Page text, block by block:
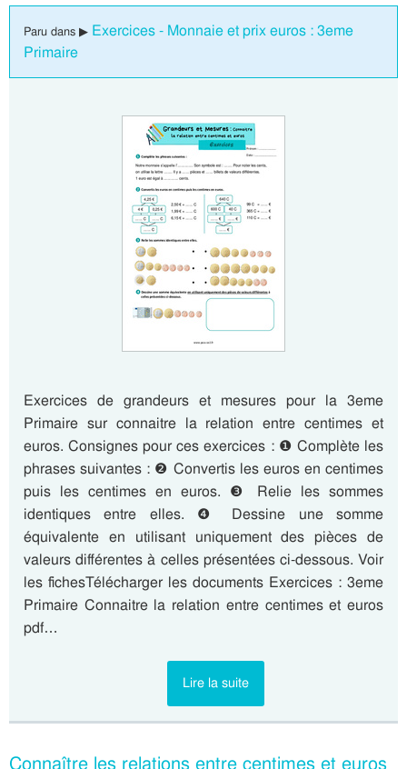
Paru dans ▶ Exercices - Monnaie et prix euros : 3eme
Primaire
Exercices de grandeurs et mesures pour la 3eme
Primaire sur connaitre la relation entre centimes et
euros. Consignes pour ces exercices : ❶ Complète les
phrases suivantes : ❷ Convertis les euros en centimes
puis les centimes en euros. ❸ Relie les sommes
identiques entre elles. ❹ Dessine une somme
équivalente en utilisant uniquement des pièces de
valeurs différentes à celles présentées ci-dessous. Voir
les fichesTélécharger les documents Exercices : 3eme
Primaire Connaitre la relation entre centimes et euros
pdf…
Lire la suite
Connaître les relations entre centimes et euros